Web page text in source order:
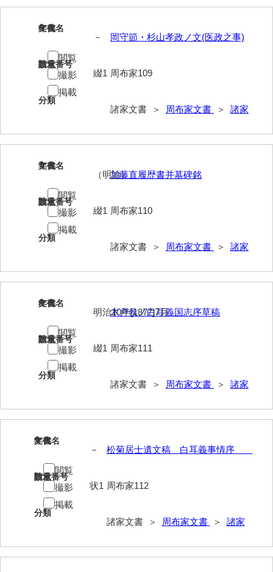
馬屋原家文書
梅村明文書
相木家文書
大田家文書
大村益次郎文書
大本氏収集文書
岡家文書（周南市）
岡田家文書（萩市）
岡田学収集史料
岡藤家文書
岡本家文書（周防大島町）
6
文書名
岡守節・杉山孝政ノ文(医政之事)
請求番号
周布家109
分類
諸家文書 ＞ 周布家文書 ＞ 諸家
年代
－
数量
綴1
閲覧
撮影
掲載
7
文書名
加藤直履歴書并墓碑銘
請求番号
周布家110
分類
諸家文書 ＞ 周布家文書 ＞ 諸家
年代
（明治）
数量
綴1
閲覧
撮影
掲載
8
文書名
木戸侯ノ白耳義国志序草稿
請求番号
周布家111
分類
諸家文書 ＞ 周布家文書 ＞ 諸家
年代
明治10年[1877]7月
数量
綴1
閲覧
撮影
掲載
9
文書名
松菊居士遺文稿 白耳義事情序
請求番号
周布家112
分類
諸家文書 ＞ 周布家文書 ＞ 諸家
年代
－
数量
状1
閲覧
撮影
掲載